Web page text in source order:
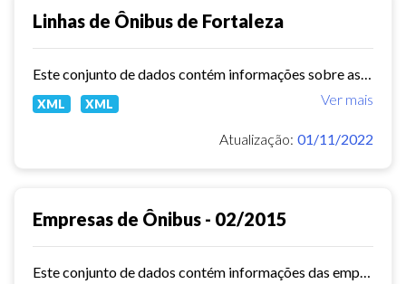
Linhas de Ônibus de Fortaleza
Ver mais
XML XML
Atualização: 01/11/2022
Empresas de Ônibus - 02/2015